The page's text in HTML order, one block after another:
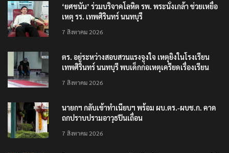
‘ยศชนัน’ ร่วมบริจาคโลหิต รพ. พระนั่งเกล้า ช่วยเหยื่อ
เหตุ รร. เทพศิรินทร์ นนทบุรี
7 สิงหาคม 2026
ตร. อยู่ระหว่างสอบสวนแรงจูงใจ เหตุยิงในโรงเรียน
เทพศิรินทร์ นนทบุรี พบเด็กก่อเหตุเครียดเรื่องเรียน
7 สิงหาคม 2026
นายกฯ กลับเข้าทำเนียบฯ พร้อม ผบ.ตร.-ผบช.ก. คาด
ถกปราบปรามอาวุธปืนเถื่อน
7 สิงหาคม 2026